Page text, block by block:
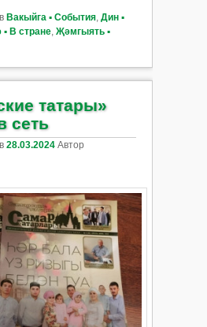
Вакыйга ▪ События, Дин ▪
▪ В стране, Җәмгыять ▪
татары»
сеть
28.03.2024 Автор